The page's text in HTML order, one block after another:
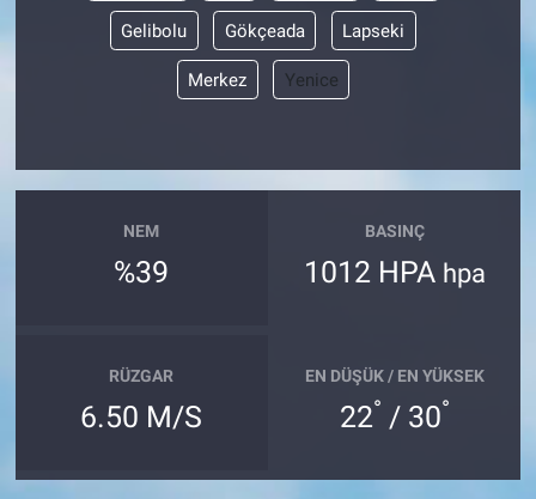
Gelibolu Gökçeada Lapseki
Merkez Yenice
NEM
%39
BASINÇ
1012 HPA hpa
RÜZGAR
6.50 M/S
EN DÜŞÜK / EN YÜKSEK
22° / 30°